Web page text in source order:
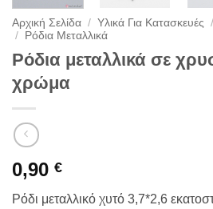
Αρχική Σελίδα / Υλικά Για Κατασκευές /
/
Ρόδια Μεταλλικά
Ρόδια μεταλλικά σε
χρώμα
0,90 €
Ρόδι μεταλλικό χυτό 3,7*2,6